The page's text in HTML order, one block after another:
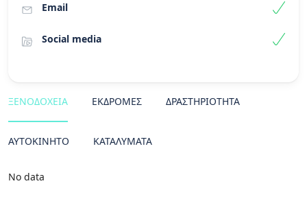
Email
Social media
ΞΕΝΟΔΟΧΕΊΑ ΕΚΔΡΟΜΈΣ ΔΡΑΣΤΗΡΙΌΤΗΤΑ
ΑΥΤΟΚΊΝΗΤΟ ΚΑΤΑΛΎΜΑΤΑ
No data